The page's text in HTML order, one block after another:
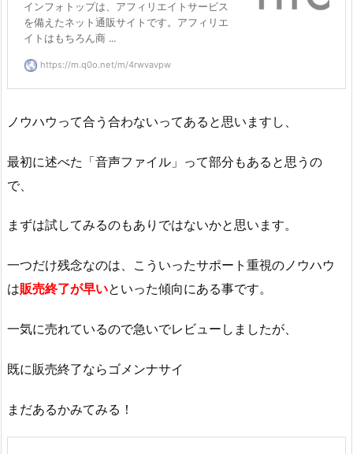
インフォトップは、アフィリエイトサービス
を備えたネット通販サイトです。アフィリエ
イトはもちろん商 ...
https://m.q0o.net/m/4rwvavpw
ノウハウって合う合わないってあると思いますし、
最初に述べた「音声ファイル」って部分もあると思うの
で、
まずは試してみるのもありではないかと思います。
一つだけ残念なのは、こういったサポート重視のノウハウ
は販売終了が早いといった傾向にある事です。
一気に売れているので急いでレビューしましたが、
既に販売終了ならゴメンナサイ
まだあるかみてみる！